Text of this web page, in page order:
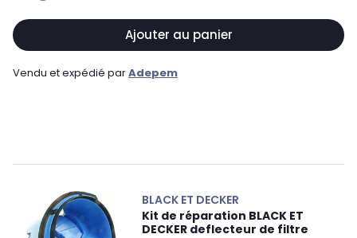
Ajouter au panier
Vendu et expédié parAdepem
BLACK ET DECKER
Kit de réparation BLACK ET
DECKER deflecteur de filtre